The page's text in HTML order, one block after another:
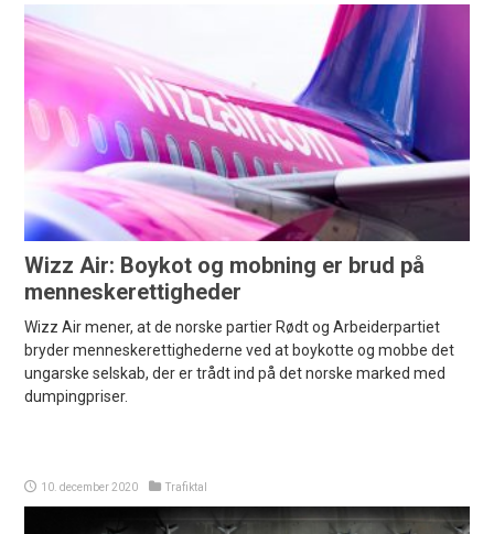
Wizz Air: Boykot og mobning er brud på
menneskerettigheder
Wizz Air mener, at de norske partier Rødt og Arbeiderpartiet
bryder menneskerettighederne ved at boykotte og mobbe det
ungarske selskab, der er trådt ind på det norske marked med
dumpingpriser.
10. december 2020 Trafiktal